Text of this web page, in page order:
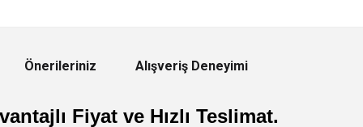
Önerileriniz Alışveriş Deneyimi
Fiyat ve Hızlı Teslimat.